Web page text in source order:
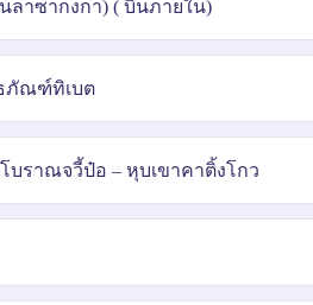
ลาซากงกา) ( บินภายใน)
ภัณฑ์ทิเบต
บราณจวี้ป๋อ – หุบเขาคาติ้งโกว